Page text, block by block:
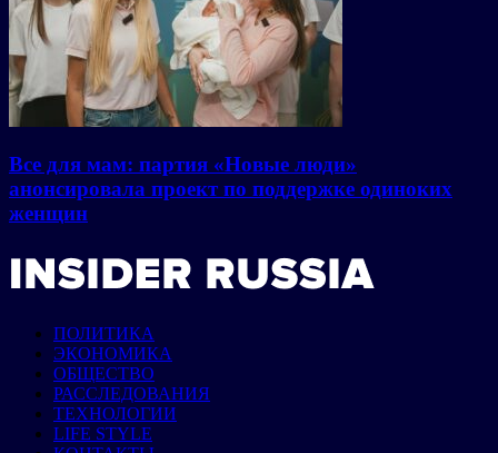
Все для мам: партия «Новые люди»
анонсировала проект по поддержке одиноких
женщин
ПОЛИТИКА
ЭКОНОМИКА
ОБЩЕСТВО
РАССЛЕДОВАНИЯ
ТЕХНОЛОГИИ
LIFE STYLE